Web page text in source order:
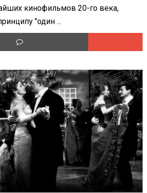
кинофильмов 20-го века,
"один ...